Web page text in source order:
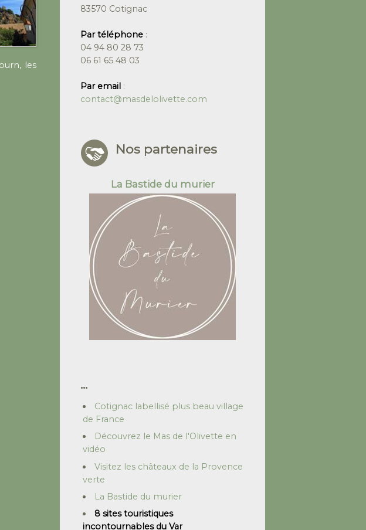
les
83570 Cotignac
Par téléphone :
04 94 80 28 73
06 61 65 48 03
Par email :
contact@masdelolivette.com
Nos partenaires
La Bastide du murier
...
Cotignac labellisé plus beau village
de France
Découvrez le Mas de l'Olivette en
vidéo
Visitez les châteaux de la Provence
verte
La Bastide du murier
8 sites touristiques
incontournables du Var